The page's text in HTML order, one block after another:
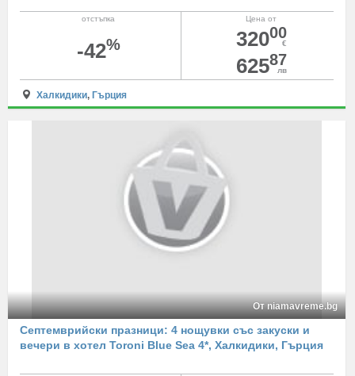
Цена от
32000
€
62587
лв
отстъпка
-42%
Халкидики, Гърция
От niamavreme.bg
Септемврийски празници: 4 нощувки със закуски и
вечери в хотел Toroni Blue Sea 4*, Халкидики, Гърция